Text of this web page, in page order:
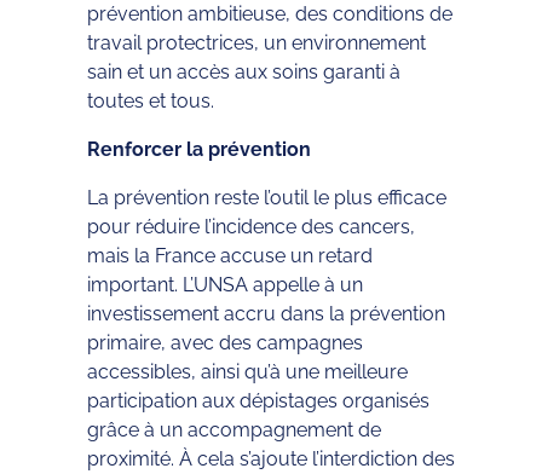
prévention ambitieuse, des conditions de
travail protectrices, un environnement
sain et un accès aux soins garanti à
toutes et tous.
Renforcer la prévention
La prévention reste l’outil le plus efficace
pour réduire l’incidence des cancers,
mais la France accuse un retard
important. L’UNSA appelle à un
investissement accru dans la prévention
primaire, avec des campagnes
accessibles, ainsi qu’à une meilleure
participation aux dépistages organisés
grâce à un accompagnement de
proximité. À cela s’ajoute l’interdiction des